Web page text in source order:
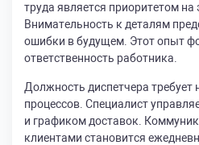
труда является приоритетом на
Внимательность к деталям
ошибки в будущем. Этот опыт
ответственность работника.
Должность диспетчера
процессов. Специалист
и графиком доставок.
клиентами становится